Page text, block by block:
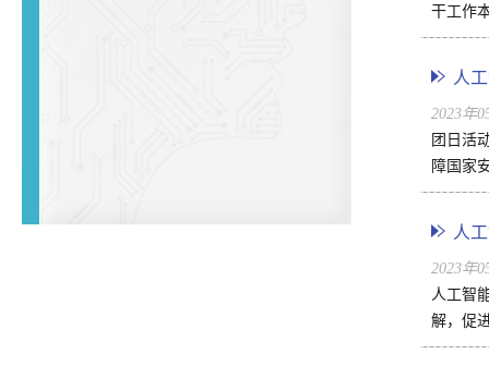
干工作
人
2023年
团日活
障国家
人
2023年
人工智
解，促